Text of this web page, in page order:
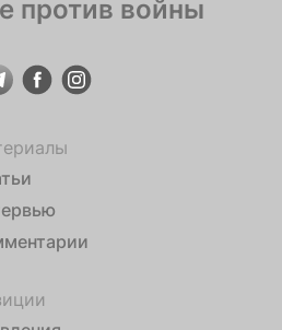
против войны